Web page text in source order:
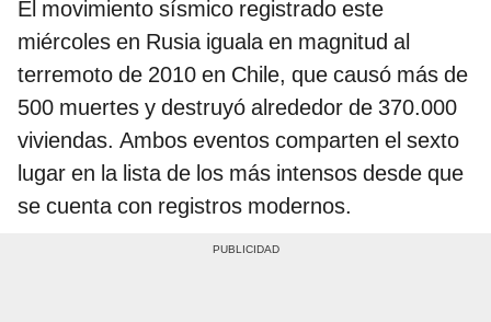
El movimiento sísmico registrado este
miércoles en Rusia iguala en magnitud al
terremoto de 2010 en Chile, que causó más de
500 muertes y destruyó alrededor de 370.000
viviendas. Ambos eventos comparten el sexto
lugar en la lista de los más intensos desde que
se cuenta con registros modernos.